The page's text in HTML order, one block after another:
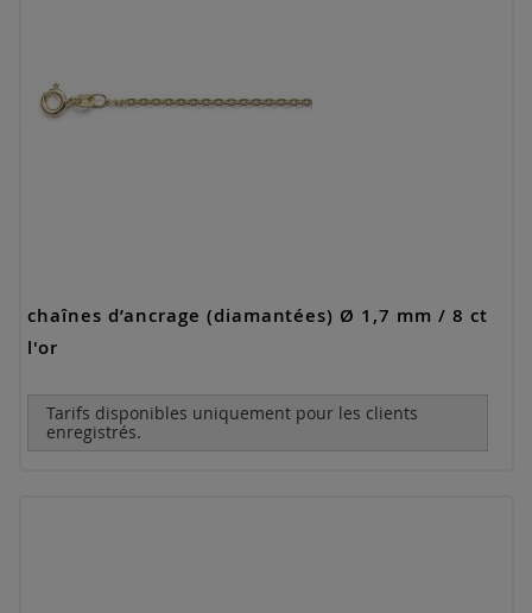
chaînes d’ancrage (diamantées) Ø 1,7 mm / 8 ct
l'or
Tarifs disponibles uniquement pour les clients
enregistrés.